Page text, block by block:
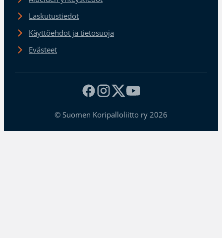
Laskutustiedot
Käyttöehdot ja tietosuoja
Evästeet
© Suomen Koripalloliitto ry 2026